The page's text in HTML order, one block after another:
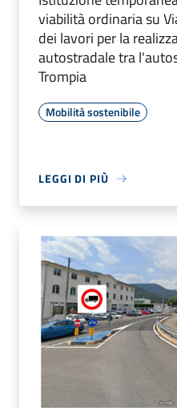
viabilità ordinaria su
dei lavori per la
autostradale tra
Trompia
Mobilità sostenibile
LEGGI DI PIÙ